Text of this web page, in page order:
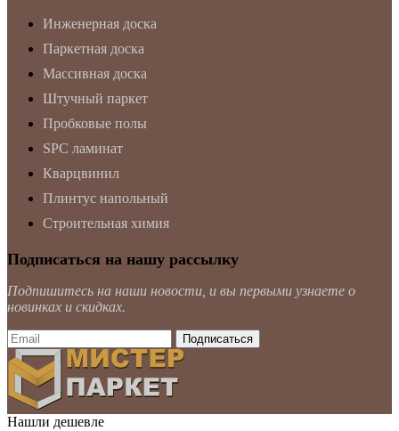
Инженерная доска
Паркетная доска
Массивная доска
Штучный паркет
Пробковые полы
SPC ламинат
Кварцвинил
Плинтус напольный
Строительная химия
Подписаться на нашу рассылку
Подпишитесь на наши новости, и вы первыми узнаете о
новинках и скидках.
Нашли дешевле